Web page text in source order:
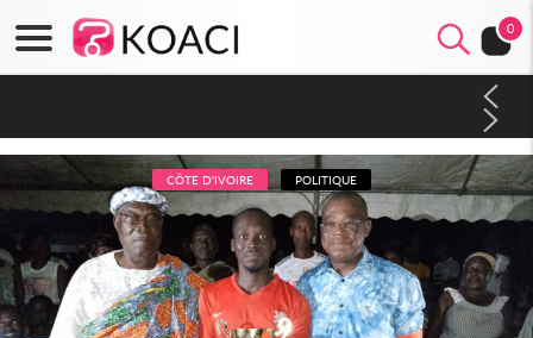
0
CÔTE D'IVOIRE POLITIQUE